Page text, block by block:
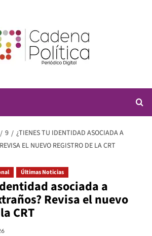
9
¿TIENES TU IDENTIDAD ASOCIADA A
EL NUEVO REGISTRO DE LA CRT
Últimas Noticias
asociada a
Revisa el nuevo
CRT